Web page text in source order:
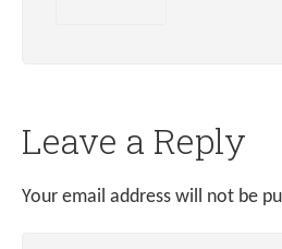
Leave a Reply
Your email address will not be